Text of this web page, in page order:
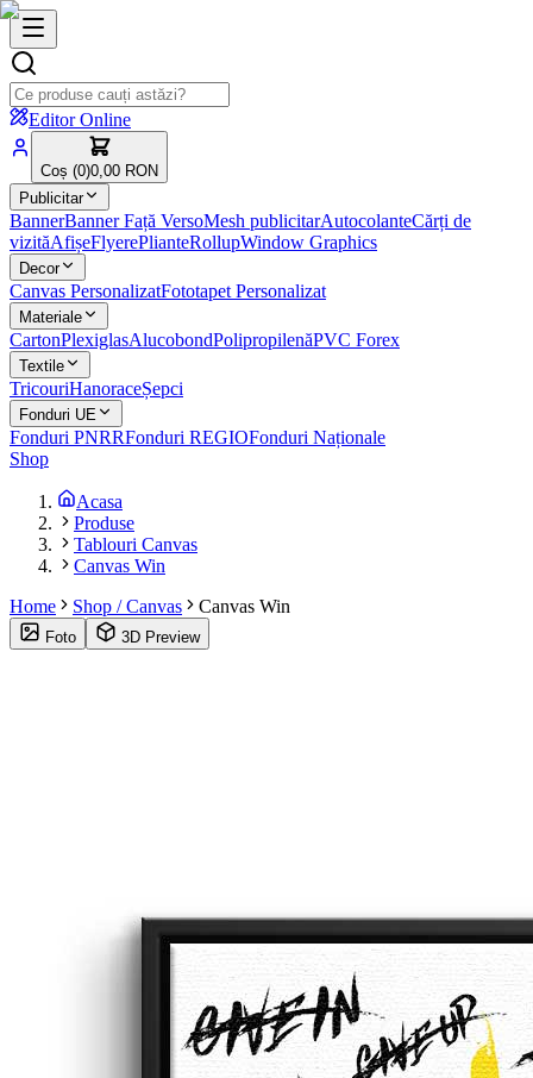
Editor Online
Coș (0)0,00 RON
Publicitar
BannerBanner Față VersoMesh publicitarAutocolanteCărți de
vizităAfișeFlyerePlianteRollupWindow Graphics
Decor
Canvas PersonalizatFototapet Personalizat
Materiale
CartonPlexiglasAlucobondPolipropilenăPVC Forex
Textile
TricouriHanoraceȘepci
Fonduri UE
Fonduri PNRRFonduri REGIOFonduri Naționale
Shop
Acasa
Produse
Tablouri Canvas
Canvas Win
Home
Shop / Canvas Canvas Win
Foto 3D Preview